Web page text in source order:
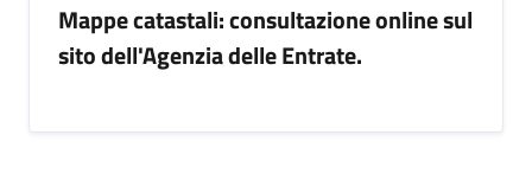
Mappe catastali: consultazione online sul
sito dell'Agenzia delle Entrate.